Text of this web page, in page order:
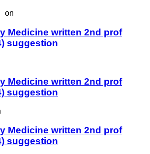
on
Medicine written 2nd prof
suggestion
Medicine written 2nd prof
suggestion
Medicine written 2nd prof
suggestion